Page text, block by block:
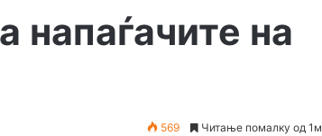
напаѓачите на
569 Читање помалку од 1м